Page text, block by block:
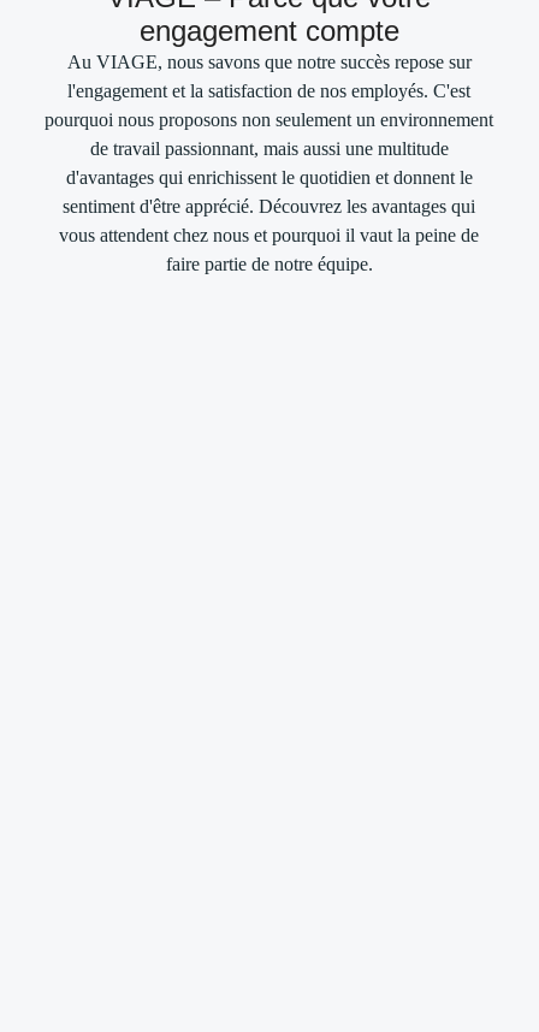
Oui, je souhaite être informé des nouvelles offres d'emploi. À cette
fin, j'accepte que mes données soient traitées pour le JobAbo. Ce
consentement peut être révoqué à tout moment, sans donner de
raisons et avec effet pour l'avenir. Des informations concernant la
confidentialité peuvent être trouvéesici.
engagement compte
Au VIAGE, nous savons que notre succès repose sur
l'engagement et la satisfaction de nos employés. C'est
pourquoi nous proposons non seulement un environnement
de travail passionnant, mais aussi une multitude
d'avantages qui enrichissent le quotidien et donnent le
sentiment d'être apprécié. Découvrez les avantages qui
vous attendent chez nous et pourquoi il vaut la peine de
faire partie de notre équipe.